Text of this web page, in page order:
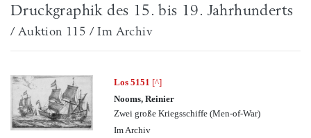
Druckgraphik des 15. bis 19. Jahrhunderts
/ Auktion 115 / Im Archiv
Los 5151 [^]
Nooms, Reinier
Zwei große Kriegsschiffe (Men-of-War)
Im Archiv